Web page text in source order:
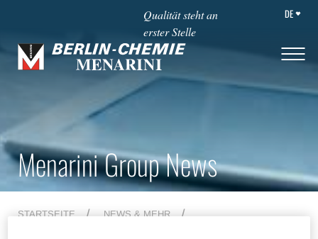
Qualität steht an
erster Stelle
DE
Menarini Group News
STARTSEITE
NEWS & MEHR